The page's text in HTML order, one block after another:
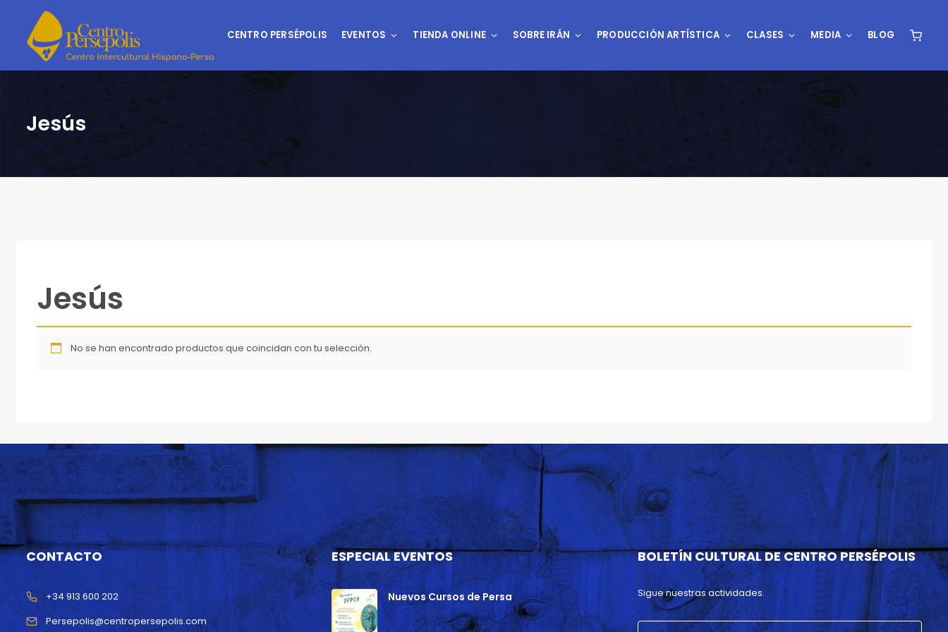
CENTRO PERSÉPOLIS EVENTOS TIENDA ONLINE SOBRE IRÁN PRODUCCIÓN ARTÍSTICA CLASES MEDIA BLOG
Jesús
Jesús
No se han encontrado productos que coincidan con tu selección.
CONTACTO
Persepolis@centropersepolis.com
+34 913 600 202
ESPECIAL EVENTOS
Nuevos Cursos de Persa
BOLETÍN CULTURAL DE CENTRO PERSÉPOLIS
Sigue nuestras actividades.